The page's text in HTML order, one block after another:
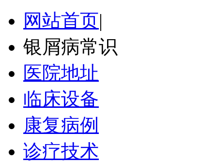
网站首页|
银屑病常识
医院地址
临床设备
康复病例
诊疗技术